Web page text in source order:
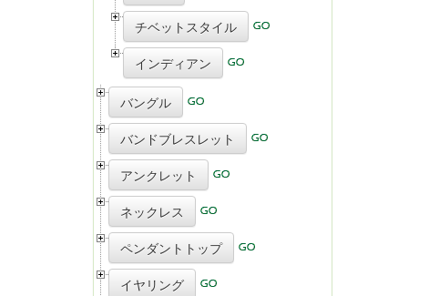
チベットスタイル
インディアン
バングル
バンドブレスレット
アンクレット
ネックレス
ペンダントトップ
イヤリング